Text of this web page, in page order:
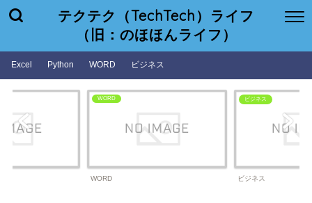
テクテク（TechTech）ライフ
（旧：のほほんライフ）
Excel Python WORD ビジネス
WORD
WORD
ビジネス
ビジネス